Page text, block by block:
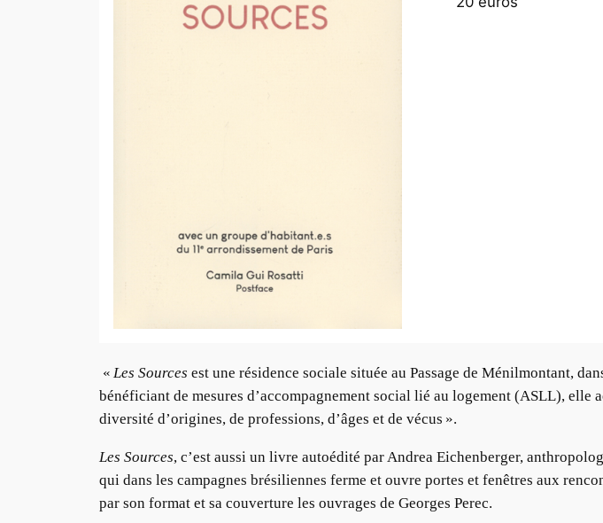
« Les Sources est une résidence sociale située au Passage de Ménilmontant,
bénéficiant de mesures d’accompagnement social lié au logement (ASLL),
diversité d’origines, de professions, d’âges et de vécus ».
Les Sources, c’est aussi un livre autoédité par Andrea Eichenberger,
qui dans les campagnes brésiliennes ferme et ouvre portes et fenêtres aux
par son format et sa couverture les ouvrages de Georges Perec.